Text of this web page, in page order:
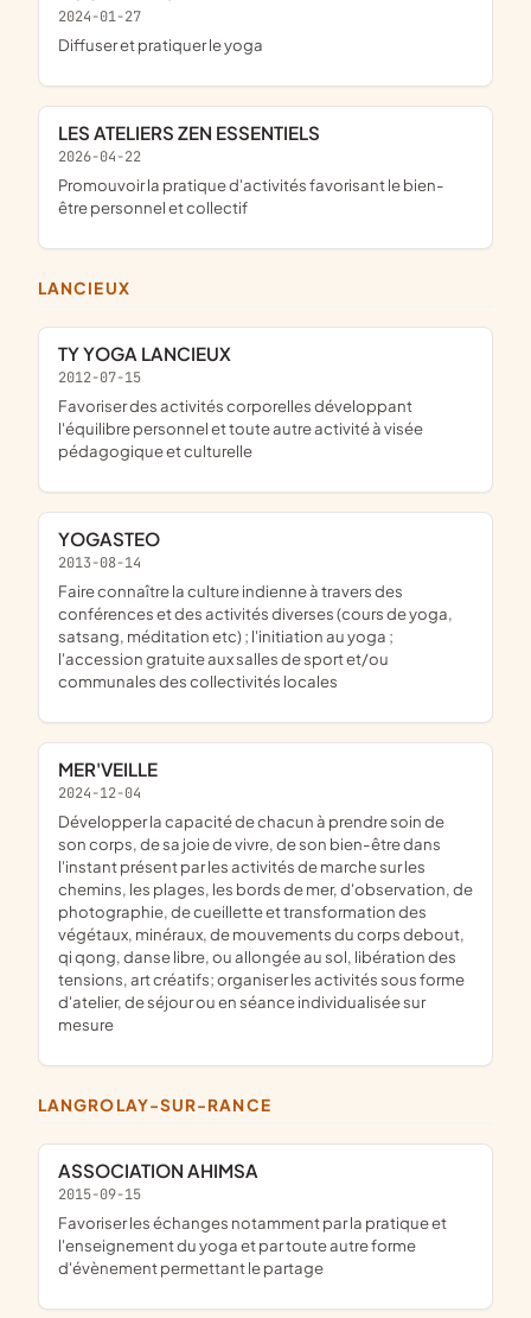
2024-01-27
diffuser et pratiquer le yoga
LES ATELIERS ZEN ESSENTIELS
2026-04-22
promouvoir la pratique d'activités favorisant le bien-
être personnel et collectif
LANCIEUX
TY YOGA LANCIEUX
2012-07-15
favoriser des activités corporelles développant
l'équilibre personnel et toute autre activité à visée
pédagogique et culturelle
YOGASTEO
2013-08-14
faire connaître la culture indienne à travers des
conférences et des activités diverses (cours de yoga,
satsang, méditation etc) ; l'initiation au yoga ;
l'accession gratuite aux salles de sport et/ou
communales des collectivités locales
MER'VEILLE
2024-12-04
développer la capacité de chacun à prendre soin de
son corps, de sa joie de vivre, de son bien-être dans
l'instant présent par les activités de marche sur les
chemins, les plages, les bords de mer, d'observation, de
photographie, de cueillette et transformation des
végétaux, minéraux, de mouvements du corps debout,
qi qong, danse libre, ou allongée au sol, libération des
tensions, art créatifs; organiser les activités sous forme
d'atelier, de séjour ou en séance individualisée sur
mesure
LANGROLAY-SUR-RANCE
ASSOCIATION AHIMSA
2015-09-15
favoriser les échanges notamment par la pratique et
l'enseignement du yoga et par toute autre forme
d'évènement permettant le partage